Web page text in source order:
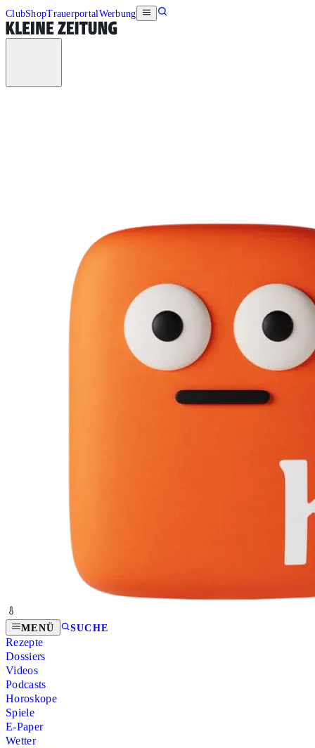
ClubShopTrauerportalWerbung
MENÜ SUCHE
Rezepte
Dossiers
Videos
Podcasts
Horoskope
Spiele
E-Paper
Wetter